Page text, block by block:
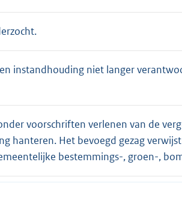
instandhouding niet langer
voorschriften verlenen van de
hanteren. Het bevoegd gezag
bestemmings-, groen-,